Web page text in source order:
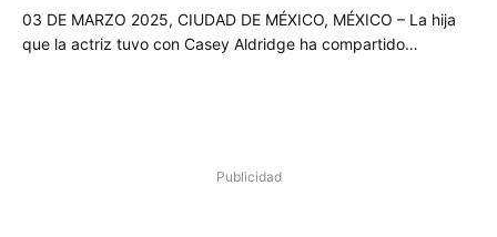
03 DE MARZO 2025, CIUDAD DE MÉXICO, MÉXICO – La hija
que la actriz tuvo con Casey Aldridge ha compartido…
Publicidad